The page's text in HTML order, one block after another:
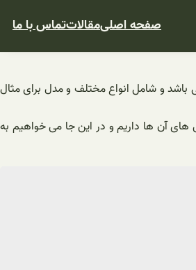
صفحه اصلیمقالاتتماس با ما
باشد و شامل انواع مختلف و مدل برای مثال
های آن ها داریم و در این جا می خواهیم به